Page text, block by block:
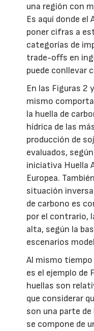
una región con
Es aquí donde el
poner cifras a
categorías de
trade-offs en
puede conllevar
En las Figuras 2
mismo
la huella de
hídrica de las
producción de
evaluados,
iniciativa Huella
Europea.
situación
de carbono es
por el contrario,
alta, según la
escenarios
Al mismo tiempo
es el ejemplo de
huellas son
que considerar
son una parte
se compone de